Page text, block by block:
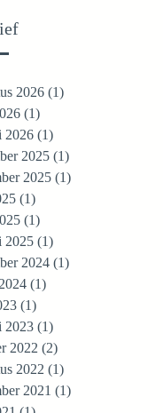
2026 (1)
(1)
2026 (1)
2025 (1)
2025 (1)
(1)
(1)
2025 (1)
2024 (1)
(1)
(1)
2023 (1)
2022 (2)
2022 (1)
2021 (1)